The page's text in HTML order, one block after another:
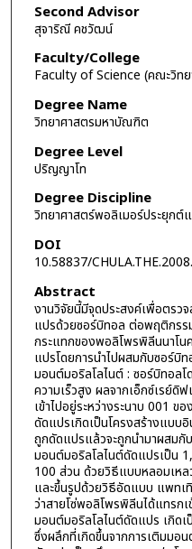
Second Advisor
สุจาริณี คชวัฒน์
Faculty/College
Faculty of Science (คณะวิท
Degree Name
วิทยาศาสตรมหาบัณฑิต
Degree Level
ปริญญาโท
Degree Discipline
วิทยาศาสตร์พอลิเมอร์ประยุกต์
DOI
10.58837/
Abstract
งานวิจัยนี้มีจุดประสงค์เพื่อตรว
แปรด้วยซอร์บิทอล ต่อพฤติกรร
กระแทกของพอลิโพรพิลีนนาโ
แปรโดยการนำไปผสมกับซอร์บิท
มอนต์มอริลโลไนต์ : ซอร์บิทอล
ความเร็วสูง ผลจากเอ็กซ์เรย์ดิ
เข้าไปอยู่ระหว่างระนาบ 001
ดัดแปรเกิดเป็นโครงสร้างแบบ
ถูกดัดแปรแล้วจะถูกนำมาผสม
มอนต์มอริลโลไนต์ดัดแปรเป็น
100 ส่วน ด้วยวิธีแบบหลอมเห
และขึ้นรูปด้วยวิธีอัดแบบ แพทเ
ว่าสายโซ่พอลิโพรพิลีนได้แทรกเ
มอนต์มอริลโลไนต์ดัดแปร เกิด
ซึ่งผลึกที่เกิดขึ้นจากการเติมมอ